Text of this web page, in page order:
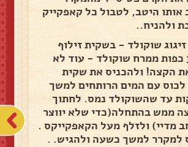
אותו היטב, לטבול כל קאפקייק
ולהניח..
שוקולד - בשקית זילוף
לשים 3 כפות ממרח שוקולד - עוד לא
הקצה! ולהכניס את שקית
לכוס עם המים הרותחים למשך
דקות עד שהשוקולד נמס. לחתוך
ממש בהתחלה(כדי שלא יווצר
מדיי) ולזלף מעל הקאפקייקס .
למקרר למשך כשעה ולהגיש. .